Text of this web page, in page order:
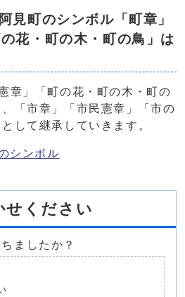
見町のシンボル「町章」
花・町の木・町の鳥」は
章」「町の花・町の木・町の
「市章」「市民憲章」「市の
して継承していきます。
シンボル
せください
ましたか？